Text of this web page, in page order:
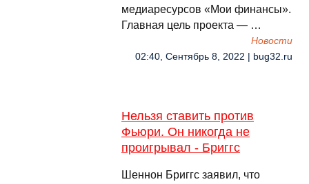
медиаресурсов «Мои финансы».
Главная цель проекта — …
Новости
02:40, Сентябрь 8, 2022 | bug32.ru
Нельзя ставить против
Фьюри. Он никогда не
проигрывал - Бриггс
Шеннон Бриггс заявил, что